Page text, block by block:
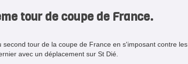
tour de coupe de France.
tour de la coupe de France en s'imposant contre les
avec un déplacement sur St Dié.